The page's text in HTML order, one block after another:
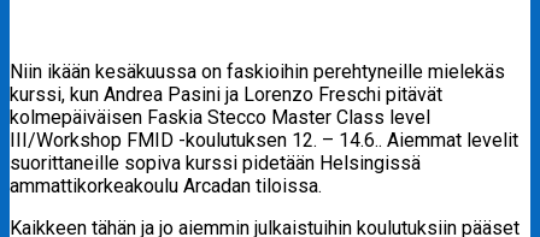
Niin ikään kesäkuussa on faskioihin perehtyneille mielekäs
kurssi, kun Andrea Pasini ja Lorenzo Freschi pitävät
kolmepäiväisen Faskia Stecco Master Class level
III/Workshop FMID -koulutuksen 12. – 14.6.. Aiemmat levelit
suorittaneille sopiva kurssi pidetään Helsingissä
ammattikorkeakoulu Arcadan tiloissa.
Kaikkeen tähän ja jo aiemmin julkaistuihin koulutuksiin pääset